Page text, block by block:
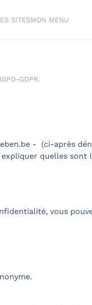
SITESMON MENU
GDPR.
- (ci-après
quelles
vous